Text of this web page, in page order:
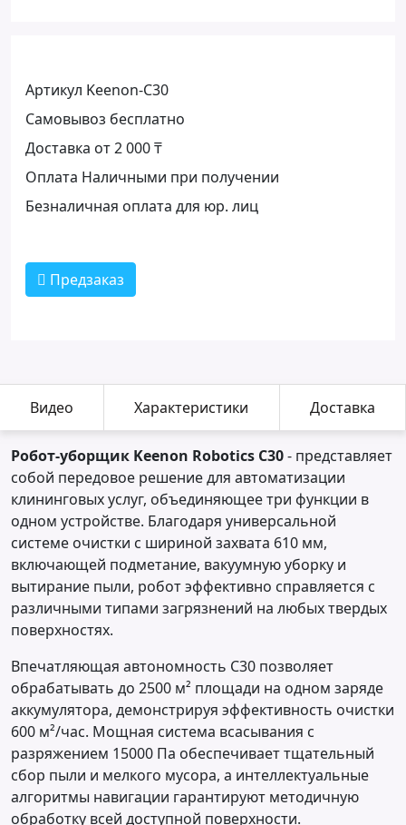
Артикул Keenon-C30
Самовывоз бесплатно
Доставка от 2 000 ₸
Оплата Наличными при получении
Безналичная оплата для юр. лиц
Предзаказ
Видео Характеристики Доставка
Робот-уборщик Keenon Robotics C30- представляет
собой передовое решение для автоматизации
клининговых услуг, объединяющее три функции в
одном устройстве. Благодаря универсальной
системе очистки с шириной захвата 610 мм,
включающей подметание, вакуумную уборку и
вытирание пыли, робот эффективно справляется с
различными типами загрязнений на любых твердых
поверхностях.
Впечатляющая автономность C30 позволяет
обрабатывать до 2500 м² площади на одном заряде
аккумулятора, демонстрируя эффективность очистки
600 м²/час. Мощная система всасывания с
разряжением 15000 Па обеспечивает тщательный
сбор пыли и мелкого мусора, а интеллектуальные
алгоритмы навигации гарантируют методичную
обработку всей доступной поверхности.